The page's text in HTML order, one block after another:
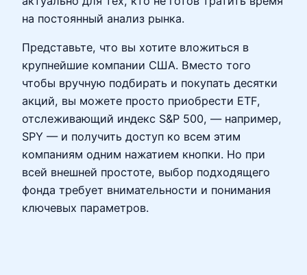
на постоянный анализ рынка.
Представьте, что вы хотите вложиться в
крупнейшие компании США. Вместо того
чтобы вручную подбирать и покупать десятки
акций, вы можете просто приобрести ETF,
отслеживающий индекс S&P 500, — например,
SPY — и получить доступ ко всем этим
компаниям одним нажатием кнопки. Но при
всей внешней простоте, выбор подходящего
фонда требует внимательности и понимания
ключевых параметров.